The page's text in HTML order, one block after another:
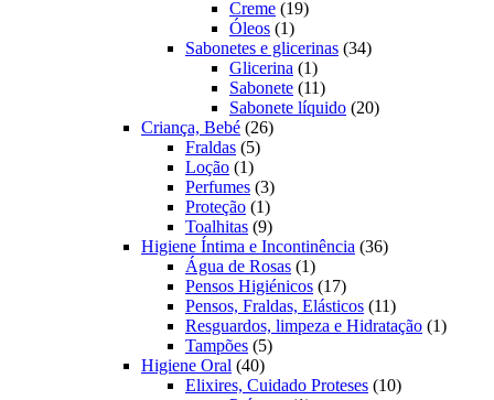
Creme 1919
Óleos 11
produto
Sabonetes e glicerinas 3434
Glicerina 11
produto
Sabonete 1111
produtos
Sabonete líquido 2020
Criança, Bebé 2626
Fraldas 55
Loção 11
produto
Perfumes 33
produtos
Proteção 11
produto
Toalhitas 99
produtos
Higiene Íntima e Incontinência 3636
Água de Rosas 11
produto
Pensos Higiénicos 1717
produtos
Pensos, Fraldas, Elásticos 1111
produtos
Resguardos, limpeza e Hidratação 11
Tampões 55
Higiene Oral 4040
produtos
Elixires, Cuidado Proteses 1010